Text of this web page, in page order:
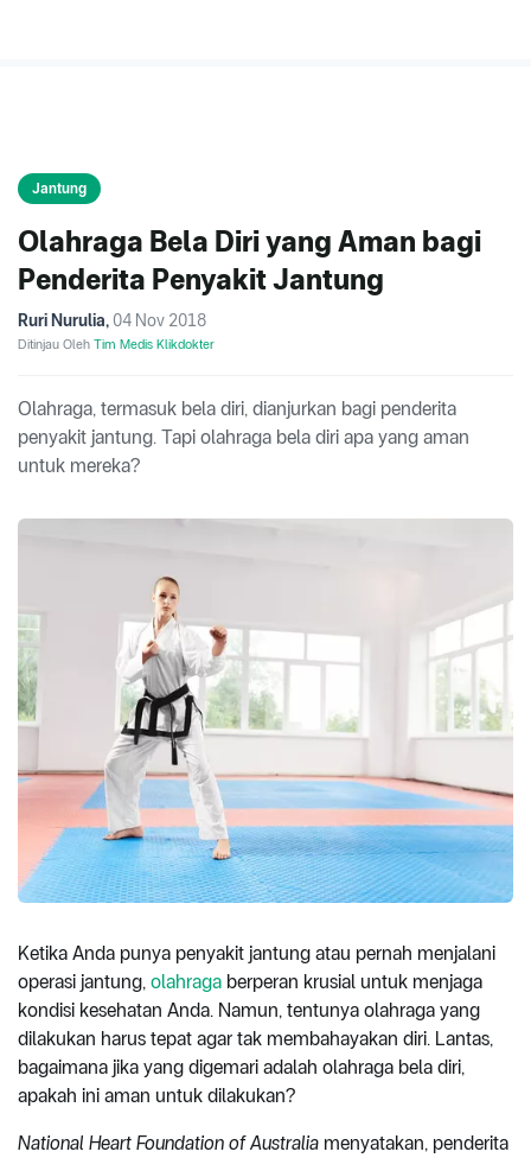
Jantung
Olahraga Bela Diri yang Aman bagi
Penderita Penyakit Jantung
Ruri Nurulia, 04 Nov 2018
Ditinjau Oleh Tim Medis Klikdokter
Olahraga, termasuk bela diri, dianjurkan bagi penderita
penyakit jantung. Tapi olahraga bela diri apa yang aman
untuk mereka?
Ketika Anda punya penyakit jantung atau pernah menjalani
operasi jantung, olahraga berperan krusial untuk menjaga
kondisi kesehatan Anda. Namun, tentunya olahraga yang
dilakukan harus tepat agar tak membahayakan diri. Lantas,
bagaimana jika yang digemari adalah olahraga bela diri,
apakah ini aman untuk dilakukan?
National Heart Foundation of Australia menyatakan, penderita